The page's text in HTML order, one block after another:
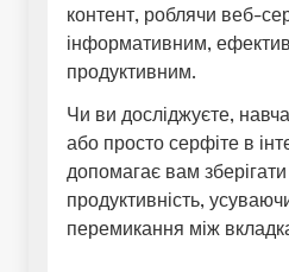
контент, роблячи веб-
інформативним,
продуктивним.
Чи ви досліджуєте,
або просто серфіте в
допомагає вам
продуктивність,
перемикання між